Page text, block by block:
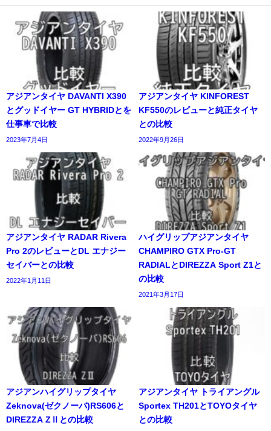
アジアンタイヤ DAVANTI X390
とグッドイヤー GT HYBRIDとを
仕事車で比較
2023年7月4日
アジアンタイヤ KINFOREST
KF550のレビューと純正タイヤ
との比較
2022年9月26日
アジアンタイヤ RADAR Rivera
Pro 2のレビューとDL エナジー
セイバーとの比較
2022年1月11日
ハイグリップアジアンタイヤ
CHAMPIRO GTX Pro-GT
RADIALとDIREZZA Sport Z1と
の比較
2021年3月17日
アジアンハイグリップタイヤ
Zeknova(ゼクノーバ)RS606と
DIREZZA ZⅡとの比較
アジアンタイヤ トライアングル
Sportex TH201とTOYOタイヤ
との比較